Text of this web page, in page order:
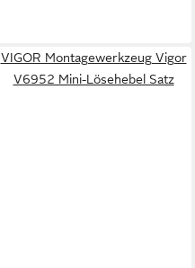
VIGOR Montagewerkzeug Vigor
V6952 Mini-Lösehebel Satz